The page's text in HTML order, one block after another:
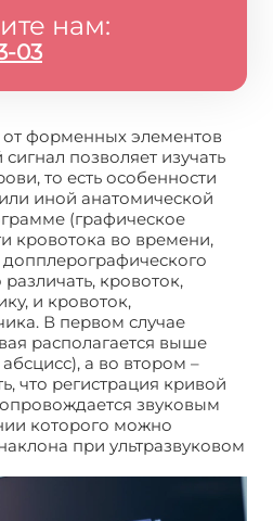
нам:
03
форменных элементов
позволяет изучать
то есть особенности
иной анатомической
(графическое
кровотока во времени,
кровоток,
и кровоток,
В первом случае
располагается выше
а во втором –
что регистрация кривой
звуковым
которого можно
при ультразвуковом